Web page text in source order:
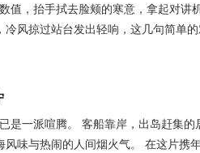
值，抬手拭去脸颊的寒意，拿起对讲
风掠过站台发出轻响，这几句简单的
是一派喧腾。 客船靠岸，出岛赶集的
味与热闹的人间烟火气。 在这片携